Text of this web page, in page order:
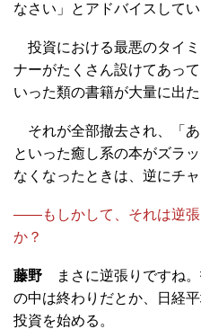
なさい」とアドバイスしてい
投資における最悪のタイ
ナーがたくさん設けてあっ
いった類の書籍が大量に出た
それが全部撤去され、「あ
といった癒し系の本がズラ
なくなったときは、逆にチ
――もしかして、それは逆張
か？
藤野 まさに逆張りですね
の中は終わりだとか、日経
投資を始める。